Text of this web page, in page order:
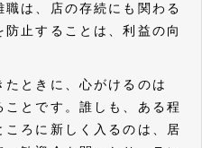
は、店の存続にも関わる
止することは、利益の向
ときに、心がけるのは
ことです。誰しも、ある程
ころに新しく入るのは、居